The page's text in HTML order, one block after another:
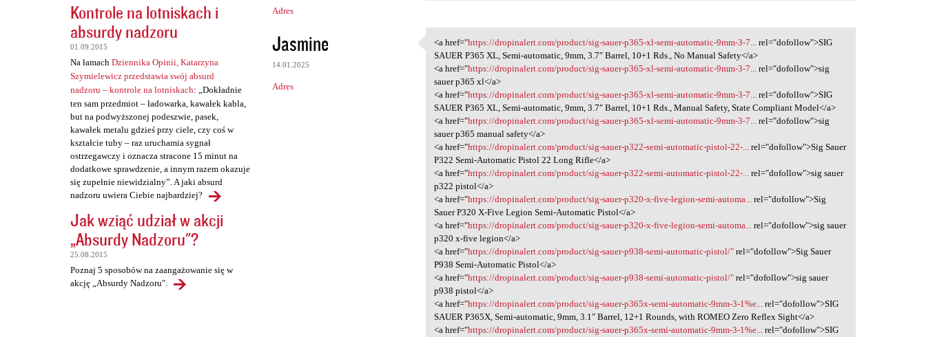
Kontrole na lotniskach i
absurdy nadzoru
01.09.2015
Na łamach Dziennika Opinii, Katarzyna
Szymielewicz przedstawia swój absurd
nadzoru – kontrole na lotniskach: „Dokładnie
ten sam przedmiot – ładowarka, kawałek kabla,
but na podwyższonej podeszwie, pasek,
kawałek metalu gdzieś przy ciele, czy coś w
kształcie tuby – raz uruchamia sygnał
ostrzegawczy i oznacza stracone 15 minut na
dodatkowe sprawdzenie, a innym razem okazuje
się zupełnie niewidzialny”. A jaki absurd
nadzoru uwiera Ciebie najbardziej?
Jak wziąć udział w akcji
„Absurdy Nadzoru"?
25.08.2015
Poznaj 5 sposobów na zaangażowanie się w
akcję „Absurdy Nadzoru".
Adres
Jasmine
14.01.2025
Adres
<a href="https://dropinalert
<a href="https://dropinalert.com/product/sig-sauer-p365-xl-semi-automatic-9mm-3-7... rel="dofollow">SIG
SAUER P365 XL, Semi-automatic, 9mm, 3.7″ Barrel, 10+1 Rds., No Manual Safety</a>
<a href="https://dropinalert.com/product/sig-sauer-p365-xl-semi-automatic-9mm-3-7... rel="dofollow">sig
sauer p365 xl</a>
<a href="https://dropinalert.com/product/sig-sauer-p365-xl-semi-automatic-9mm-3-7... rel="dofollow">SIG
SAUER P365 XL, Semi-automatic, 9mm, 3.7″ Barrel, 10+1 Rds., Manual Safety, State Compliant Model</a>
<a href="https://dropinalert.com/product/sig-sauer-p365-xl-semi-automatic-9mm-3-7... rel="dofollow">sig
sauer p365 manual safety</a>
<a href="https://dropinalert.com/product/sig-sauer-p322-semi-automatic-pistol-22-... rel="dofollow">Sig Sauer
P322 Semi-Automatic Pistol 22 Long Rifle</a>
<a href="https://dropinalert.com/product/sig-sauer-p322-semi-automatic-pistol-22-... rel="dofollow">sig sauer
p322 pistol</a>
<a href="https://dropinalert.com/product/sig-sauer-p320-x-five-legion-semi-automa... rel="dofollow">Sig
Sauer P320 X-Five Legion Semi-Automatic Pistol</a>
<a href="https://dropinalert.com/product/sig-sauer-p320-x-five-legion-semi-automa... rel="dofollow">sig sauer
p320 x-five legion</a>
<a href="https://dropinalert.com/product/sig-sauer-p938-semi-automatic-pistol/" rel="dofollow">Sig Sauer
P938 Semi-Automatic Pistol</a>
<a href="https://dropinalert.com/product/sig-sauer-p938-semi-automatic-pistol/" rel="dofollow">sig sauer
p938 pistol</a>
<a href="https://dropinalert.com/product/sig-sauer-p365x-semi-automatic-9mm-3-1%e... rel="dofollow">SIG
SAUER P365X, Semi-automatic, 9mm, 3.1″ Barrel, 12+1 Rounds, with ROMEO Zero Reflex Sight</a>
<a href="https://dropinalert.com/product/sig-sauer-p365x-semi-automatic-9mm-3-1%e... rel="dofollow">SIG